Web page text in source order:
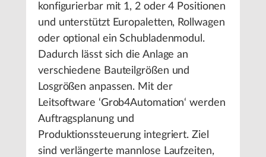
konfigurierbar mit 1, 2 oder 4 Positionen
und unterstützt Europaletten, Rollwagen
oder optional ein Schubladenmodul.
Dadurch lässt sich die Anlage an
verschiedene Bauteilgrößen und
Losgrößen anpassen. Mit der
Leitsoftware ‘Grob4Automation‘ werden
Auftragsplanung und
Produktionssteuerung integriert. Ziel
sind verlängerte mannlose Laufzeiten,